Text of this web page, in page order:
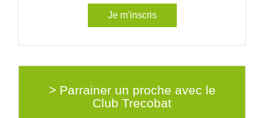
Je m'inscris
> Parrainer un proche avec le
Club Trecobat